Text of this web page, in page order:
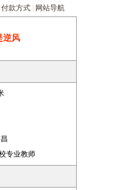
付款方式 网站导航
逆风
专业教师